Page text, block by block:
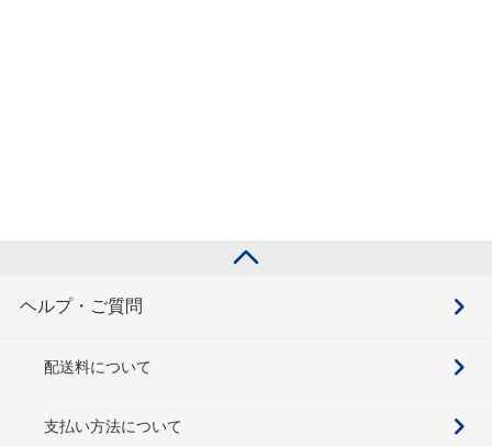
ヘルプ・ご質問
配送料について
支払い方法について